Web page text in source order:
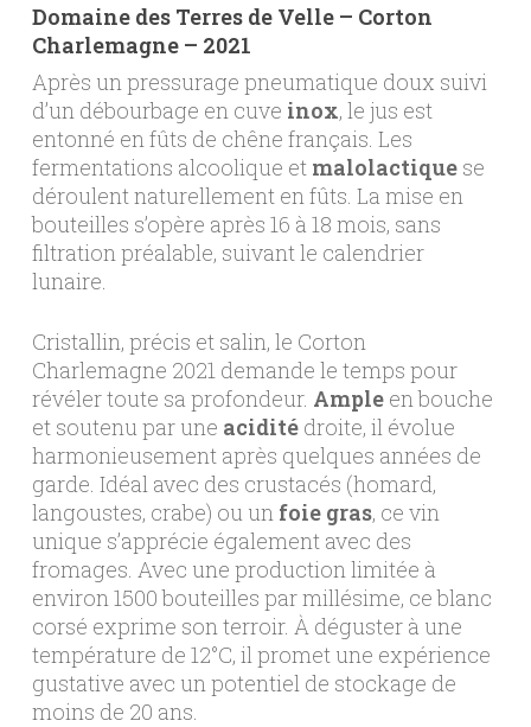
Domaine des Terres de Velle – Corton
Charlemagne – 2021
Après un pressurage pneumatique doux suivi
d’un débourbage en cuve inox, le jus est
entonné en fûts de chêne français. Les
fermentations alcoolique et malolactiquese
déroulent naturellement en fûts. La mise en
bouteilles s’opère après 16 à 18 mois, sans
filtration préalable, suivant le calendrier
lunaire.
Cristallin, précis et salin, le Corton
Charlemagne 2021 demande le temps pour
révéler toute sa profondeur. Ampleen bouche
et soutenu par une aciditédroite, il évolue
harmonieusement après quelques années de
garde. Idéal avec des crustacés (homard,
langoustes, crabe) ou un foie gras, ce vin
unique s’apprécie également avec des
fromages. Avec une production limitée à
environ 1500 bouteilles par millésime, ce blanc
corsé exprime son terroir. À déguster à une
température de 12°C, il promet une expérience
gustative avec un potentiel de stockage de
moins de 20 ans.